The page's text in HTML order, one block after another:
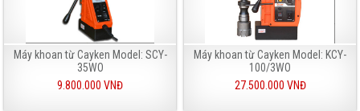
Máy khoan từ Cayken Model: SCY-
35WO
9.800.000 VNĐ
Máy khoan từ Cayken Model: KCY-
100/3WO
27.500.000 VNĐ